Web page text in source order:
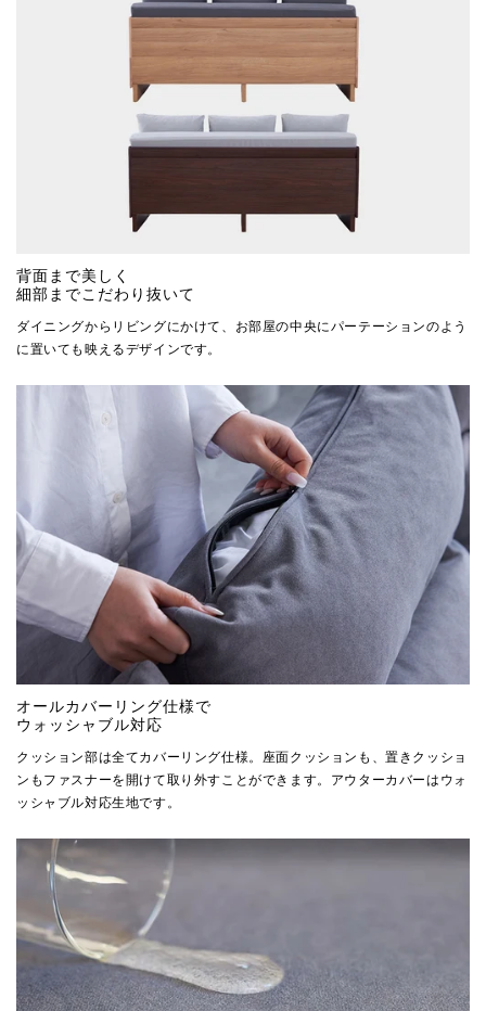
背面まで美しく
細部までこだわり抜いて
ダイニングからリビングにかけて、お部屋の中央にパーテーションのよう
に置いても映えるデザインです。
オールカバーリング仕様で
ウォッシャブル対応
クッション部は全てカバーリング仕様。座面クッションも、置きクッショ
ンもファスナーを開けて取り外すことができます。アウターカバーはウォ
ッシャブル対応生地です。